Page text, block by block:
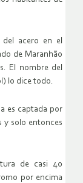
del acero en el
de Maranhão
El nombre del
lo dice todo.
es captada por
y solo entonces
de casi 40
por encima